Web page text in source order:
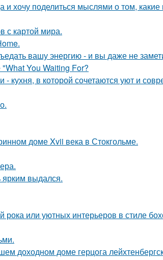
хочу поделиться мыслями о том, какие
с картой мира.
вашу энергию - и вы даже не
You Waiting For?
в которой сочетаются уют и
доме Xvii века в Стокгольме.
выдался.
или уютных интерьеров в стиле
доходном доме герцога